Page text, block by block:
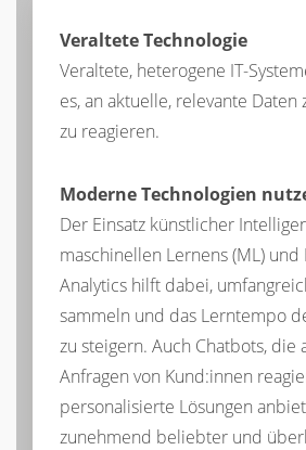
Veraltete Technologie
Veraltete, heterogene IT-
es, an aktuelle, relevante Daten
zu reagieren.
Moderne Technologien
Der Einsatz künstlicher
maschinellen Lernens (ML) und
Analytics hilft dabei,
sammeln und das Lerntempo
zu steigern. Auch Chatbots, die
Anfragen von Kund:innen
personalisierte Lösungen
zunehmend beliebter und